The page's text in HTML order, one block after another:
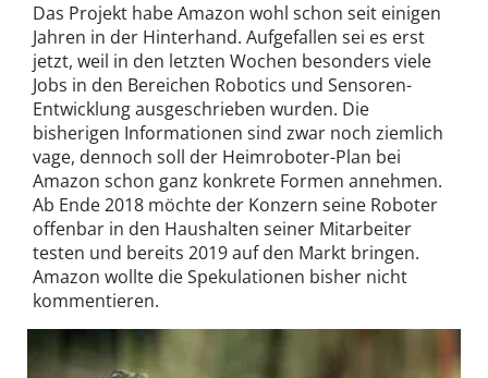
Das Projekt habe Amazon wohl schon seit einigen
Jahren in der Hinterhand. Aufgefallen sei es erst
jetzt, weil in den letzten Wochen besonders viele
Jobs in den Bereichen Robotics und Sensoren-
Entwicklung ausgeschrieben wurden. Die
bisherigen Informationen sind zwar noch ziemlich
vage, dennoch soll der Heimroboter-Plan bei
Amazon schon ganz konkrete Formen annehmen.
Ab Ende 2018 möchte der Konzern seine Roboter
offenbar in den Haushalten seiner Mitarbeiter
testen und bereits 2019 auf den Markt bringen.
Amazon wollte die Spekulationen bisher nicht
kommentieren.